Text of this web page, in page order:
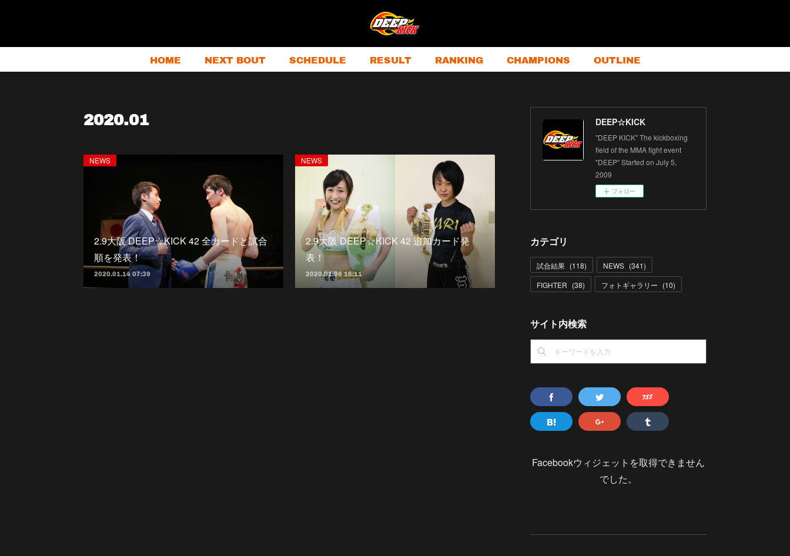
HOME NEXT BOUT SCHEDULE RESULT RANKING CHAMPIONS OUTLINE
2020.01
NEWS
2.9大阪 DEEP☆KICK 42 全カードと試合
順を発表！
2020.01.14 07:39
NEWS
2.9大阪 DEEP☆KICK 42 追加カード発
表！
2020.01.06 16:11
DEEP☆KICK
"DEEP KICK" The kickboxing
field of the MMA fight event
"DEEP" Started on July 5,
2009
フォロー
カテゴリ
試合結果 (118) NEWS (341)
FIGHTER (38) フォトギャラリー (10)
サイト内検索
Facebookウィジェットを取得できません
でした。